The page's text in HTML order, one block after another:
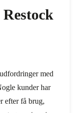
med
kunder har
efter få brug,